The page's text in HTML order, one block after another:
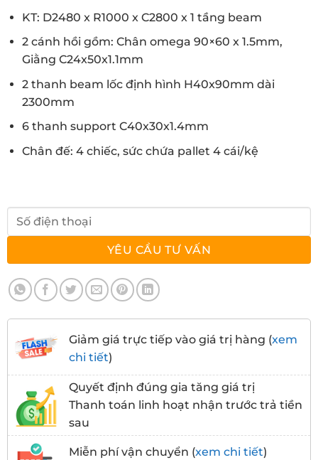
KT: D2480 x R1000 x C2800 x 1 tầng beam
2 cánh hồi gồm: Chân omega 90×60 x 1.5mm,
Giằng C24x50x1.1mm
2 thanh beam lốc định hình H40x90mm dài
2300mm
6 thanh support C40x30x1.4mm
Chân đế: 4 chiếc, sức chứa pallet 4 cái/kệ
Giảm giá trực tiếp vào giá trị hàng (xem
chi tiết)
Quyết định đúng gia tăng giá trị
Thanh toán linh hoạt nhận trước trả tiền
sau
Miễn phí vận chuyển (xem chi tiết)